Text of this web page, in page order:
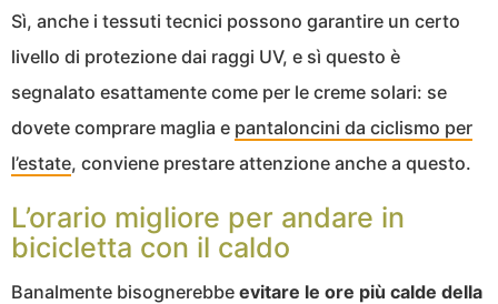
Sì, anche i tessuti tecnici possono garantire un certo
livello di protezione dai raggi UV, e sì questo è
segnalato esattamente come per le creme solari: se
dovete comprare maglia e pantaloncini da ciclismo per
l’estate, conviene prestare attenzione anche a questo.
L’orario migliore per andare in
bicicletta con il caldo
Banalmente bisognerebbe evitare le ore più calde della